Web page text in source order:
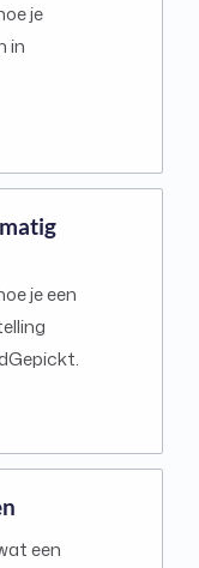
je
in
je een
een